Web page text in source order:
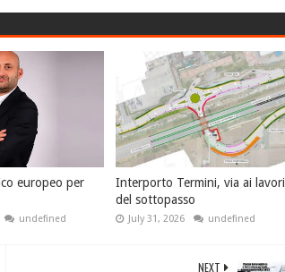
europeo per
undefined
Interporto Termini, via ai lavori
del sottopasso
July 31, 2026 undefined
NEXT